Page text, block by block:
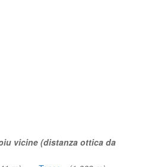
vicine (distanza ottica da